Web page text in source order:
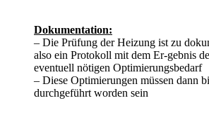
Dokumentation:
– Die Prüfung der Heizung ist zu
also ein Protokoll mit dem Er-gebnis
eventuell nötigen Optimierungsbedarf
– Diese Optimierungen müssen dann
durchgeführt worden sein